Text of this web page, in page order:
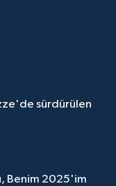
sürdürülen
Benim 2025'im